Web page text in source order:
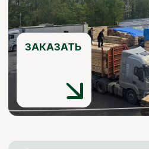
Обработка
Огнебиозащита
нужна для
древесине устойчивости к
и к поражению грибами,
Обработка антисептиком
древоточцев и т. д.
Огнебиозащита
Обработка антисептиком